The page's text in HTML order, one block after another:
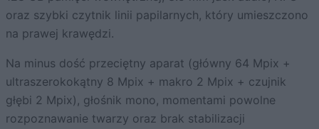
oraz szybki czytnik linii papilarnych, który umieszczono
na prawej krawędzi.
Na minus dość przeciętny aparat (główny 64 Mpix +
ultraszerokokątny 8 Mpix + makro 2 Mpix + czujnik
głębi 2 Mpix), głośnik mono, momentami powolne
rozpoznawanie twarzy oraz brak stabilizacji